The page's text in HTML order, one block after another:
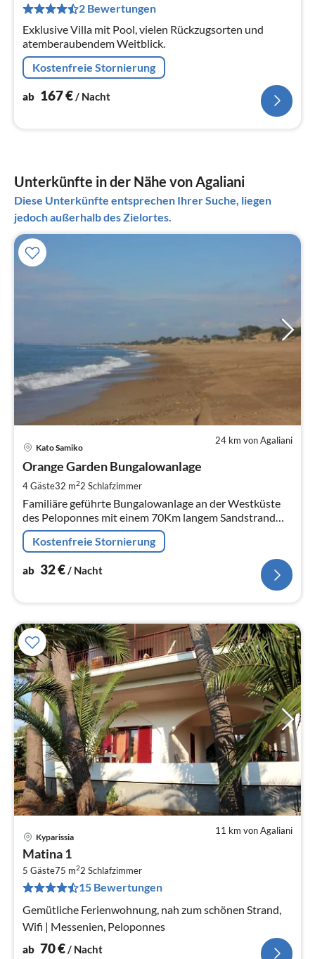
2 Bewertungen
Exklusive Villa mit Pool, vielen Rückzugsorten und
atemberaubendem Weitblick.
Kostenfreie Stornierung
ab 167€/ Nacht
Unterkünfte in der Nähe von Agaliani
Diese Unterkünfte entsprechen Ihrer Suche, liegen
jedoch außerhalb des Zielortes.
24 km von Agaliani
Kato Samiko
Orange Garden Bungalowanlage
4 Gäste32 m22 Schlafzimmer
Familiäre geführte Bungalowanlage an der Westküste
des Peloponnes mit einem 70Km langem Sandstrand
und anschließendem Waldgürtel. Beide stehen unter
Naturschutz (highlight)
Kostenfreie Stornierung
ab 32€/ Nacht
11 km von Agaliani
Kyparissia
Matina 1
5 Gäste75 m22 Schlafzimmer
15 Bewertungen
Gemütliche Ferienwohnung, nah zum schönen Strand,
Wifi | Messenien, Peloponnes
ab 70€/ Nacht